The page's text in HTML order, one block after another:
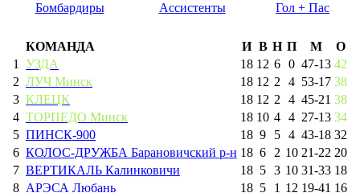
Бомбардиры Ассистенты Гол + Пас
КОМАНДА И В Н П М
О
1
УЗДА 18 12 6 0 47-13 42
2 ЛУЧ Минск 18 12 2 4 53-17 38
3 КЛЕЦК 18 12 2 4 45-21 38
4 ТОРПЕДО Минск 18 10 4 4 27-13 34
5 ПИНСК-900 18 9 5 4 43-18 32
6 КОЛОС-ДРУЖБА Барановичский р-н 18 6 2 10 21-22 20
7 ВЕРТИКАЛЬ Калинковичи 18 5 3 10 31-33 18
8 АРЭСА Любань 18 5 1 12 19-41 16